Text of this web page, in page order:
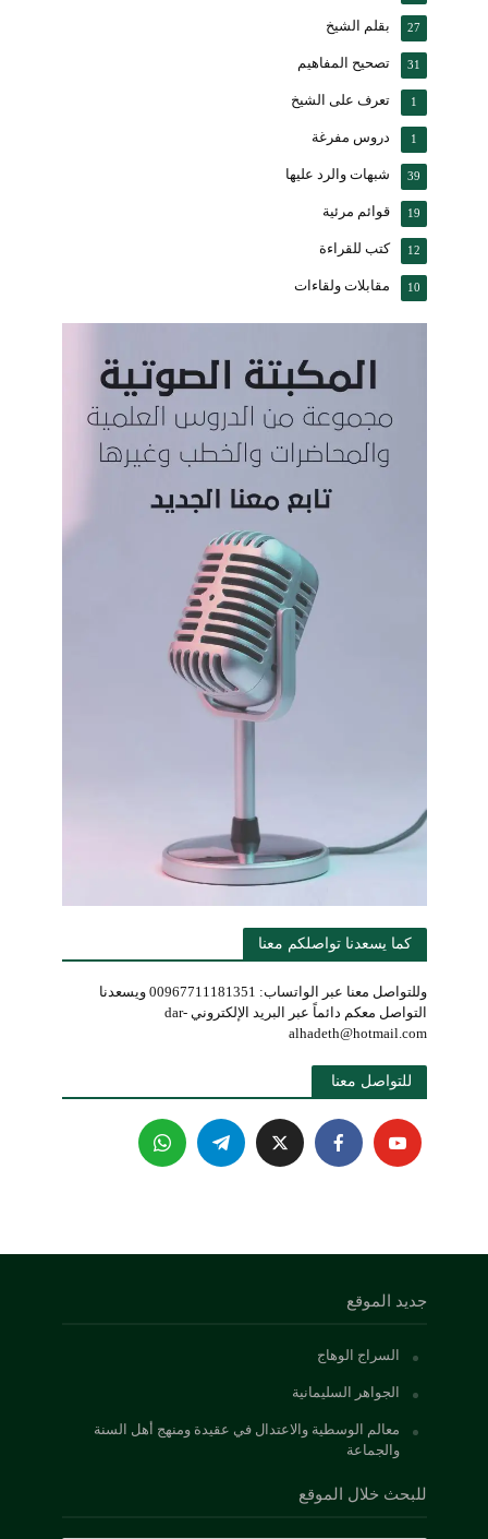
بقلم الشيخ 27
تصحيح المفاهيم 31
تعرف على الشيخ 1
دروس مفرغة 1
شبهات والرد عليها 39
قوائم مرئية 19
كتب للقراءة 12
مقابلات ولقاءات 10
كما يسعدنا تواصلكم معنا
وللتواصل معنا عبر الواتساب: 00967711181351 ويسعدنا
التواصل معكم دائماً عبر البريد الإلكتروني dar-
alhadeth@hotmail.com
للتواصل معنا
جديد الموقع
السراج الوهاج
الجواهر السليمانية
معالم الوسطية والاعتدال في عقيدة ومنهج أهل السنة
والجماعة
للبحث خلال الموقع